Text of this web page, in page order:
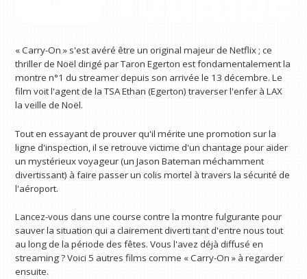
« Carry-On » s'est avéré être un original majeur de Netflix ; ce
thriller de Noël dirigé par Taron Egerton est fondamentalement la
montre n°1 du streamer depuis son arrivée le 13 décembre. Le
film voit l'agent de la TSA Ethan (Egerton) traverser l'enfer à LAX
la veille de Noël.
Tout en essayant de prouver qu'il mérite une promotion sur la
ligne d'inspection, il se retrouve victime d'un chantage pour aider
un mystérieux voyageur (un Jason Bateman méchamment
divertissant) à faire passer un colis mortel à travers la sécurité de
l'aéroport.
Lancez-vous dans une course contre la montre fulgurante pour
sauver la situation qui a clairement diverti tant d'entre nous tout
au long de la période des fêtes. Vous l'avez déjà diffusé en
streaming ? Voici 5 autres films comme « Carry-On » à regarder
ensuite.